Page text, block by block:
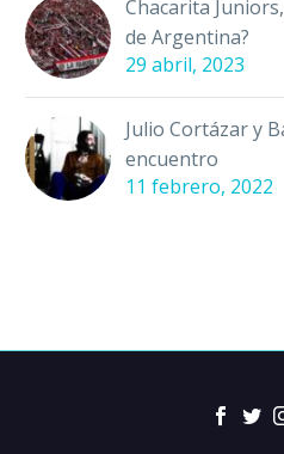
Chacarita
de Argentina?
29 abril, 2023
Julio Cortázar y
encuentro
11 febrero, 2022